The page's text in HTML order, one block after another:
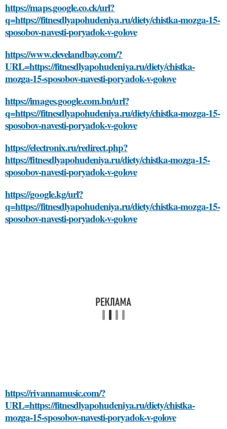
https://maps.google.co.ck/url?
q=https://fitnesdlyapohudeniya.ru/diety/chistka-mozga-15-
sposobov-navesti-poryadok-v-golove
https://www.clevelandbay.com/?
URL=https://fitnesdlyapohudeniya.ru/diety/chistka-
mozga-15-sposobov-navesti-poryadok-v-golove
https://images.google.com.bn/url?
q=https://fitnesdlyapohudeniya.ru/diety/chistka-mozga-15-
sposobov-navesti-poryadok-v-golove
https://electronix.ru/redirect.php?
https://fitnesdlyapohudeniya.ru/diety/chistka-mozga-15-
sposobov-navesti-poryadok-v-golove
https://google.kg/url?
q=https://fitnesdlyapohudeniya.ru/diety/chistka-mozga-15-
sposobov-navesti-poryadok-v-golove
https://rivannamusic.com/?
URL=https://fitnesdlyapohudeniya.ru/diety/chistka-
mozga-15-sposobov-navesti-poryadok-v-golove